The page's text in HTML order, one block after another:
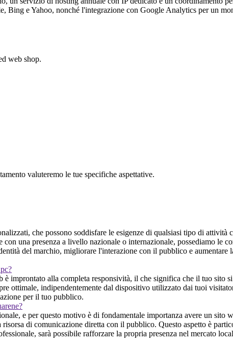
Bing e Yahoo, nonché l'integrazione con Google Analytics per un
web shop.
valuteremo le tue specifiche aspettative.
che possono soddisfare le esigenze di qualsiasi tipo di
una presenza a livello nazionale o internazionale, possediamo le
del marchio, migliorare l'interazione con il pubblico e
improntato alla completa responsività, il che significa che il tuo sito
ottimale, indipendentemente dal dispositivo utilizzato dai tuoi
per il tuo pubblico.
e per questo motivo è di fondamentale importanza avere un
di comunicazione diretta con il pubblico. Questo aspetto è
sarà possibile rafforzare la propria presenza nel mercato